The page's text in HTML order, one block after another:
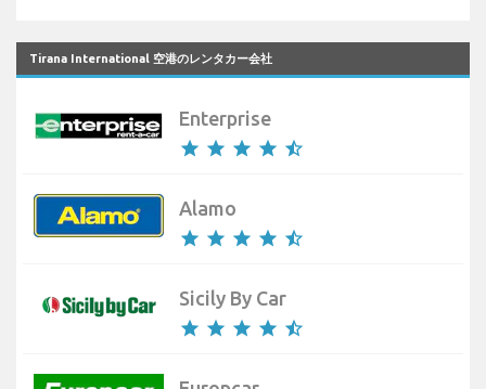
Tirana International 空港のレンタカー会社
Enterprise
star star star star star_half
Alamo
star star star star star_half
Sicily By Car
star star star star star_half